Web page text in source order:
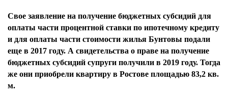
Свое заявление на получение бюджетных субсидий для
оплаты части процентной ставки по ипотечному кредиту
и для оплаты части стоимости жилья Бунтовы подали
еще в 2017 году. А свидетельства о праве на получение
бюджетных субсидий супруги получили в 2019 году. Тогда
же они приобрели квартиру в Ростове площадью 83,2 кв.
м.